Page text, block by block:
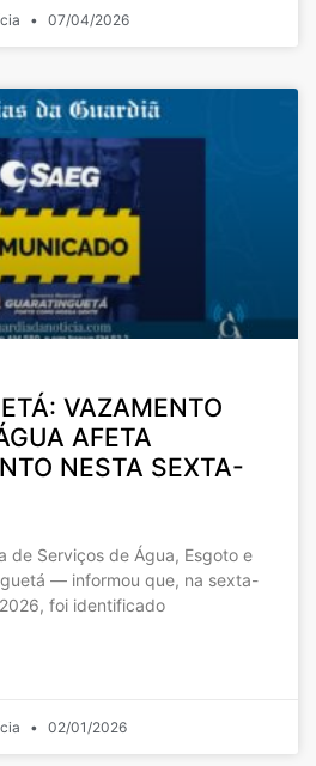
07/04/2026
VAZAMENTO
AFETA
NESTA SEXTA-
de Serviços de Água, Esgoto e
— informou que, na sexta-
foi identificado
02/01/2026